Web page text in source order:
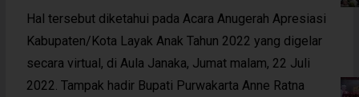
Hal tersebut diketahui pada Acara Anugerah Apresiasi
Kabupaten/Kota Layak Anak Tahun 2022 yang digelar
secara virtual, di Aula Janaka, Jumat malam, 22 Juli
2022. Tampak hadir Bupati Purwakarta Anne Ratna